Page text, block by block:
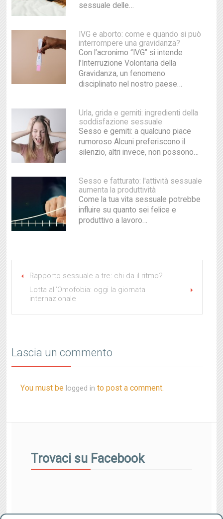
sessuale delle…
IVG e aborto: come e quando si può
interrompere una gravidanza?
Con l’acronimo “IVG” si intende
l’Interruzione Volontaria della
Gravidanza, un fenomeno
disciplinato nel nostro paese…
Urla, grida e gemiti: ingredienti della
soddisfazione sessuale
Sesso e gemiti: a qualcuno piace
rumoroso Alcuni preferiscono il
silenzio, altri invece, non possono…
Sesso e fatturato: l'attività sessuale
aumenta la produttività
Come la tua vita sessuale potrebbe
influire su quanto sei felice e
produttivo a lavoro…
Rapporto sessuale a tre: chi da il ritmo?
Lotta all’Omofobia: oggi la giornata
internazionale
Lascia un commento
You must be logged in to post a comment.
Trovaci su Facebook